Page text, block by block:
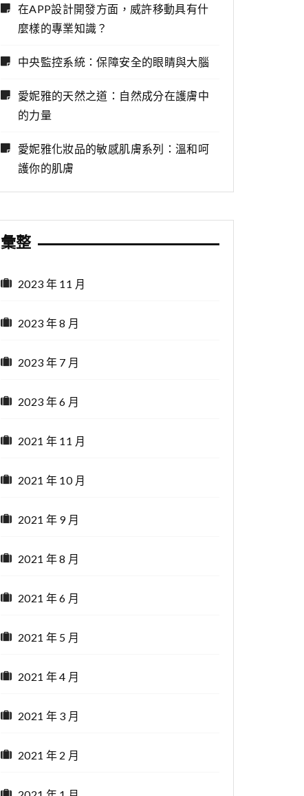
在APP設計開發方面，威許移動具有什
麼樣的專業知識？
中央監控系統：保障安全的眼睛與大腦
愛妮雅的天然之道：自然成分在護膚中
的力量
愛妮雅化妝品的敏感肌膚系列：溫和呵
護你的肌膚
彙整
2023 年 11 月
2023 年 8 月
2023 年 7 月
2023 年 6 月
2021 年 11 月
2021 年 10 月
2021 年 9 月
2021 年 8 月
2021 年 6 月
2021 年 5 月
2021 年 4 月
2021 年 3 月
2021 年 2 月